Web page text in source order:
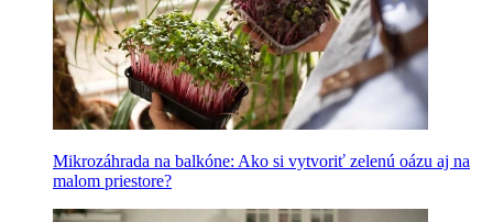
Mikrozáhrada na balkóne: Ako si vytvoriť zelenú oázu aj na
malom priestore?